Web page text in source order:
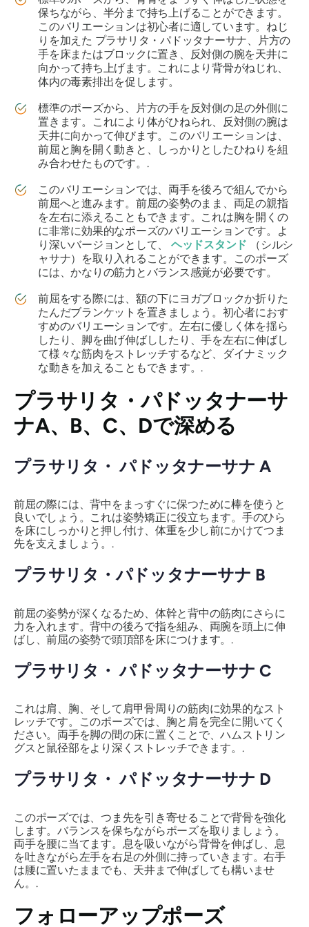
保ちながら、半分まで持ち上げることができます。
このバリエーションは初心者に適しています。ねじ
りを加えた プラサリタ・パドッタナーサナ、片方の
手を床またはブロックに置き、反対側の腕を天井に
向かって持ち上げます。これにより背骨がねじれ、
体内の毒素排出を促します。
標準のポーズから、片方の手を反対側の足の外側に
置きます。これにより体がひねられ、反対側の腕は
天井に向かって伸びます。このバリエーションは、
前屈と胸を開く動きと、しっかりとしたひねりを組
み合わせたものです。.
このバリエーションでは、両手を後ろで組んでから
前屈へと進みます。前屈の姿勢のまま、両足の親指
を左右に添えることもできます。これは胸を開くの
に非常に効果的なポーズのバリエーションです。よ
り深いバージョンとして、 ヘッドスタンド （ シルシ
ャサナ）を取り入れることができます。このポーズ
には、かなりの筋力とバランス感覚が必要です。
前屈をする際には、額の下にヨガブロックか折りた
たんだブランケットを置きましょう。初心者におす
すめのバリエーションです。左右に優しく体を揺ら
したり、脚を曲げ伸ばししたり、手を左右に伸ばし
て様々な筋肉をストレッチするなど、ダイナミック
な動きを加えることもできます。.
プラサリタ・パドッタナーサ
ナA、B、C、Dで深める
プラサリタ・ パドッタナーサナ A
前屈の際には、背中をまっすぐに保つために棒を使うと
良いでしょう。これは姿勢矯正に役立ちます。手のひら
を床にしっかりと押し付け、体重を少し前にかけてつま
先を支えましょう。.
プラサリタ・パドッタナーサナ B
前屈の姿勢が深くなるため、体幹と背中の筋肉にさらに
力を入れます。背中の後ろで指を組み、両腕を頭上に伸
ばし、前屈の姿勢で頭頂部を床につけます。.
プラサリタ・ パドッタナーサナ C
これは肩、胸、そして肩甲骨周りの筋肉に効果的なスト
レッチです。このポーズでは、胸と肩を完全に開いてく
ださい。両手を脚の間の床に置くことで、ハムストリン
グスと鼠径部をより深くストレッチできます。.
プラサリタ・ パドッタナーサナ D
このポーズでは、つま先を引き寄せることで背骨を強化
します。バランスを保ちながらポーズを取りましょう。
両手を腰に当てます。息を吸いながら背骨を伸ばし、息
を吐きながら左手を右足の外側に持っていきます。右手
は腰に置いたままでも、天井まで伸ばしても構いませ
ん。.
フォローアップポーズ